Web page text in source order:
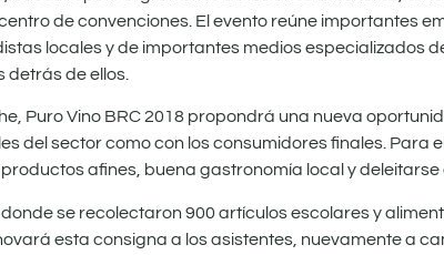
de convenciones. El evento reúne importantes
locales y de importantes medios especializados
detrás de ellos.
Puro Vino BRC 2018 propondrá una nueva
del sector como con los consumidores finales. Para
afines, buena gastronomía local y deleitarse
se recolectaron 900 artículos escolares y
esta consigna a los asistentes, nuevamente a